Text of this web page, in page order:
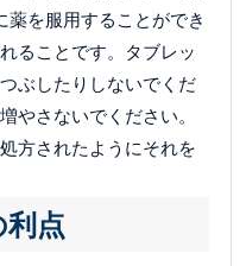
薬を服用することができ
ることです。タブレッ
ぶしたりしないでくだ
やさないでください。
方されたようにそれを
点